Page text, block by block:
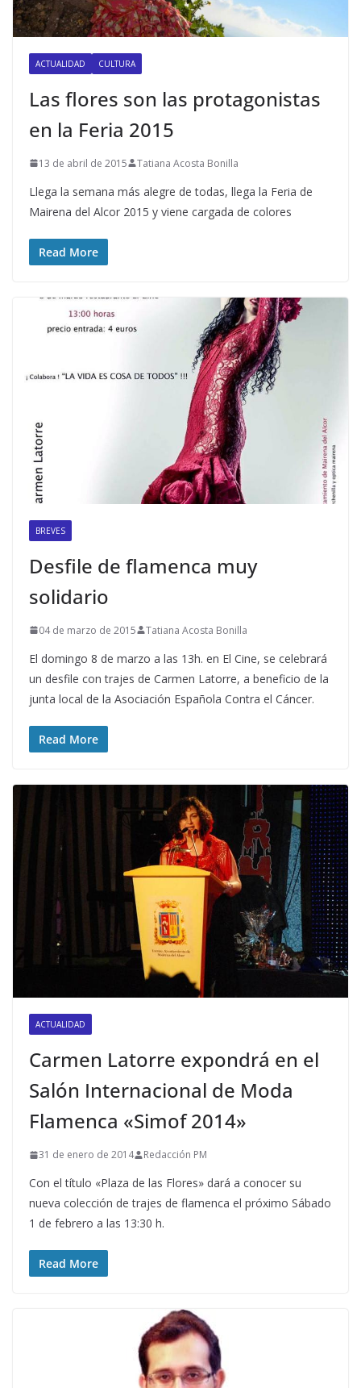
ACTUALIDAD CULTURA
Las flores son las protagonistas
en la Feria 2015
13 de abril de 2015 Tatiana Acosta Bonilla
Llega la semana más alegre de todas, llega la Feria de
Mairena del Alcor 2015 y viene cargada de colores
Read More
BREVES
Desfile de flamenca muy
solidario
04 de marzo de 2015 Tatiana Acosta Bonilla
El domingo 8 de marzo a las 13h. en El Cine, se celebrará
un desfile con trajes de Carmen Latorre, a beneficio de la
junta local de la Asociación Española Contra el Cáncer.
Read More
ACTUALIDAD
Carmen Latorre expondrá en el
Salón Internacional de Moda
Flamenca «Simof 2014»
31 de enero de 2014 Redacción PM
Con el título «Plaza de las Flores» dará a conocer su
nueva colección de trajes de flamenca el próximo Sábado
1 de febrero a las 13:30 h.
Read More